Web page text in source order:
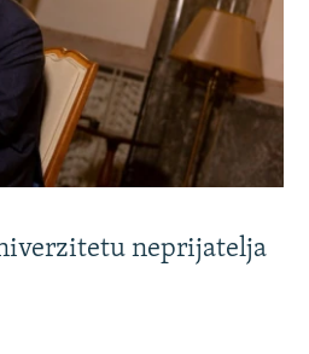
neprijatelja